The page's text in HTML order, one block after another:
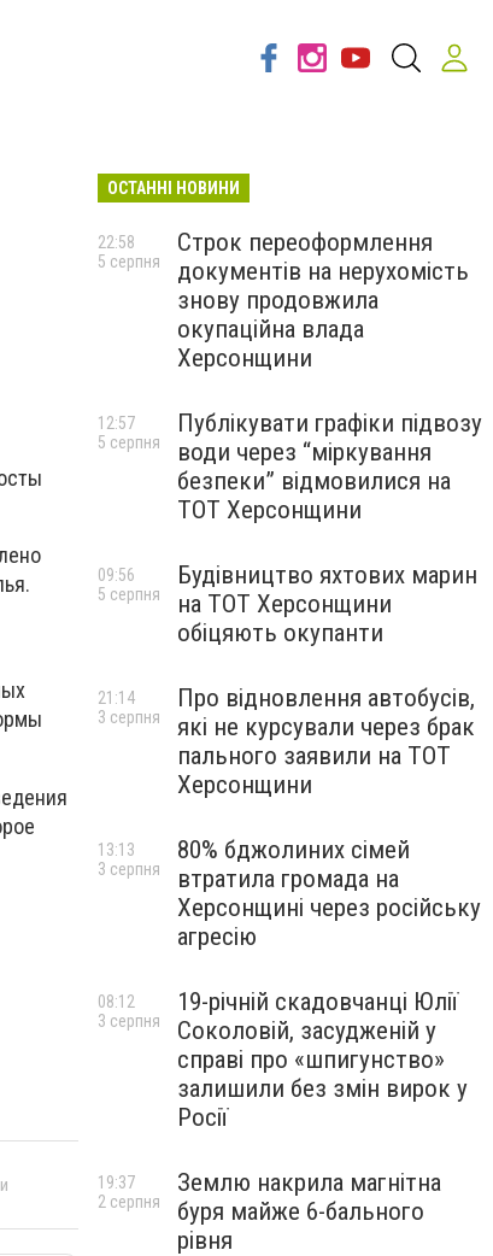
ОСТАННІ НОВИНИ
Строк переоформлення
документів на нерухомість
знову продовжила
окупаційна влада
Херсонщини
22:58
5 серпня
Публікувати графіки підвозу
води через “міркування
безпеки” відмовилися на
ТОТ Херсонщини
12:57
5 серпня
Будівництво яхтових марин
на ТОТ Херсонщини
обіцяють окупанти
09:56
5 серпня
Про відновлення автобусів,
які не курсували через брак
пального заявили на ТОТ
Херсонщини
21:14
3 серпня
80% бджолиних сімей
втратила громада на
Херсонщині через російську
агресію
13:13
3 серпня
19-річній скадовчанці Юлії
Соколовій, засудженій у
справі про «шпигунство»
залишили без змін вирок у
Росії
08:12
3 серпня
Землю накрила магнітна
буря майже 6-бального
рівня
19:37
2 серпня